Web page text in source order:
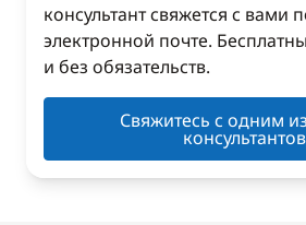
консультант свяжется с вами
электронной почте.
и без обязательств.
Свяжитесь с одним
консультантов